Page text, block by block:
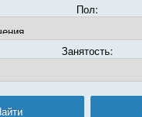
Пол:
Занятость: